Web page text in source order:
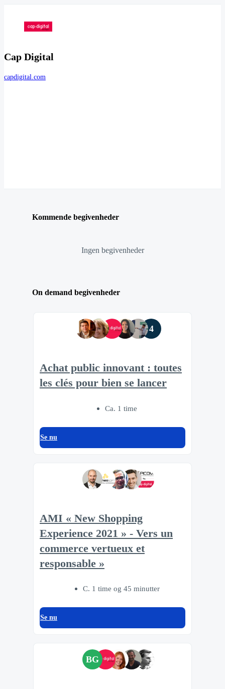
Cap Digital
capdigital.com
Kommende begivenheder
Ingen begivenheder
On demand begivenheder
4
Achat public innovant : toutes
les clés pour bien se lancer
Ca. 1 time
Se nu
AMI « New Shopping
Experience 2021 » - Vers un
commerce vertueux et
responsable »
C. 1 time og 45 minutter
Se nu
BG